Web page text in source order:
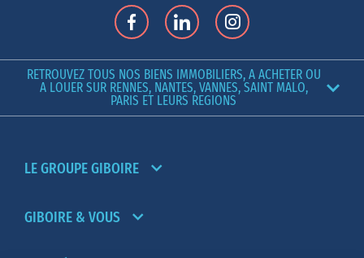
RETROUVEZ TOUS NOS BIENS IMMOBILIERS, A ACHETER OU
A LOUER SUR RENNES, NANTES, VANNES, SAINT MALO,
PARIS ET LEURS REGIONS
LE GROUPE GIBOIRE
GIBOIRE & VOUS